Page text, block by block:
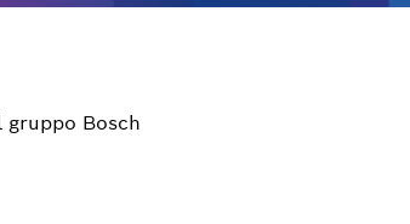
gruppo Bosch